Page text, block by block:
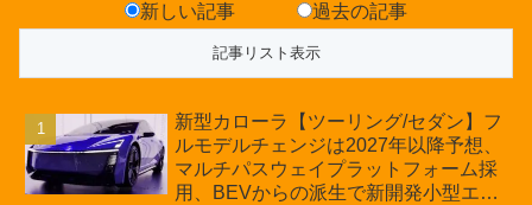
新しい記事 過去の記事
新型カローラ【ツーリング/セダン】フ
ルモデルチェンジは2027年以降予想、
マルチパスウェイプラットフォーム採
用、BEVからの派生で新開発小型エン